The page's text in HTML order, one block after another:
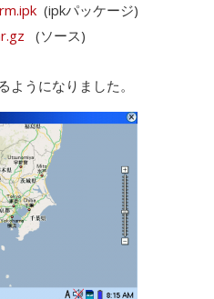
(ipkパッケージ)
(ソース)
うになりました。